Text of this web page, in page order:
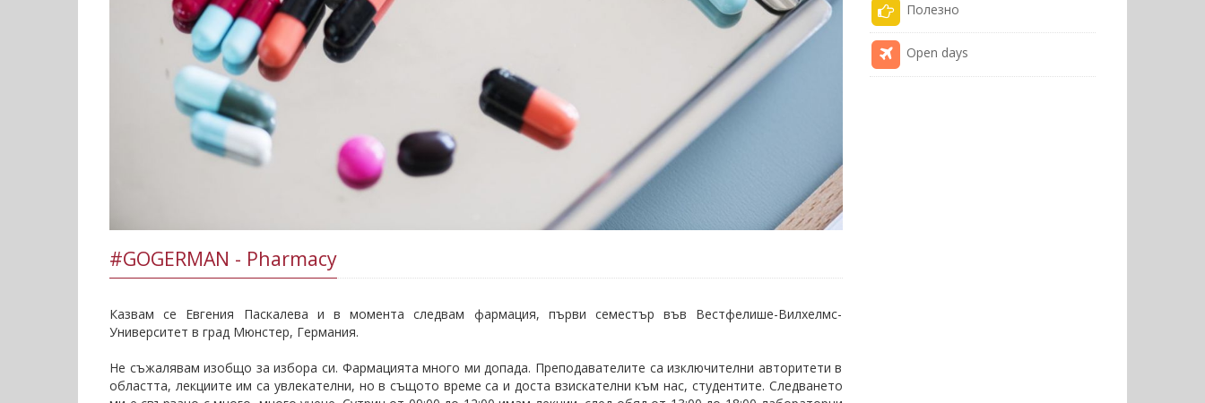
#GOGERMAN - Pharmacy
Казвам се Евгения Паскалева и в момента следвам фармация, първи семестър във Вестфелише-Вилхелмс-
Университет в град Мюнстер, Германия.
Не съжалявам изобщо за избора си. Фармацията много ми допада. Преподавателите са изключителни авторитети в
областта, лекциите им са увлекателни, но в същото време са и доста взискателни към нас, студентите. Следването
Полезнo
Open days